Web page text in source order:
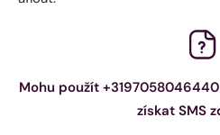
Mohu použít
získat SMS